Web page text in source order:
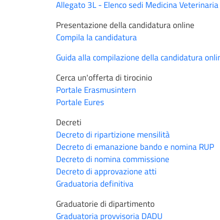
Allegato 3L - Elenco sedi Medicina Veterinaria
Presentazione della candidatura online
Compila la candidatura
Guida alla compilazione della candidatura
Cerca un'offerta di tirocinio
Portale Erasmusintern
Portale Eures
Decreti
Decreto di ripartizione mensilità
Decreto di emanazione bando e nomina RUP
Decreto di nomina commissione
Decreto di approvazione atti
Graduatoria definitiva
Graduatorie di dipartimento
Graduatoria provvisoria DADU